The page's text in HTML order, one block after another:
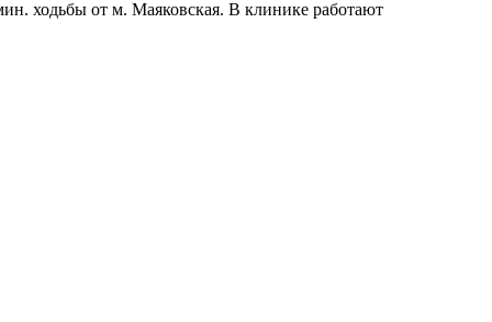
ходьбы от м. Маяковская. В клинике работают